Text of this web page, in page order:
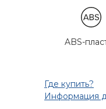
ABS-
Где купить?
Информация